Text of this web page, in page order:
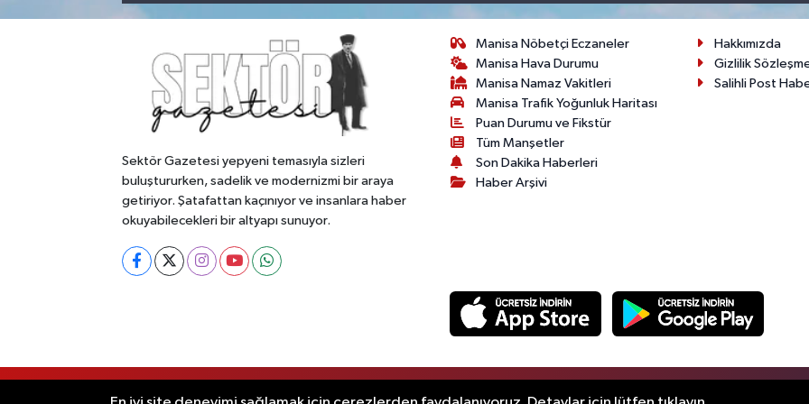
Sektör Gazetesi yepyeni temasıyla sizleri
buluştururken, sadelik ve modernizmi bir araya
getiriyor. Şatafattan kaçınıyor ve insanlara haber
okuyabilecekleri bir altyapı sunuyor.
Manisa Nöbetçi Eczaneler
Manisa Hava Durumu
Manisa Namaz Vakitleri
Manisa Trafik Yoğunluk Haritası
Puan Durumu ve Fikstür
Tüm Manşetler
Son Dakika Haberleri
Haber Arşivi
Hakkımızda
Gizlilik
Salihli Post
RSS Copyright © 2026. Her hakkı saklıdır.